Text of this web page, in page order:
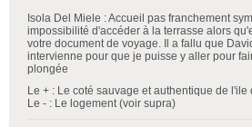
Isola Del Miele : Accueil pas franchement
impossibilité d'accéder à la terrasse alors
votre document de voyage. Il a fallu que
intervienne pour que je puisse y aller pour
plongée
Le + : Le coté sauvage et authentique de l'ile
Le - : Le logement (voir supra)